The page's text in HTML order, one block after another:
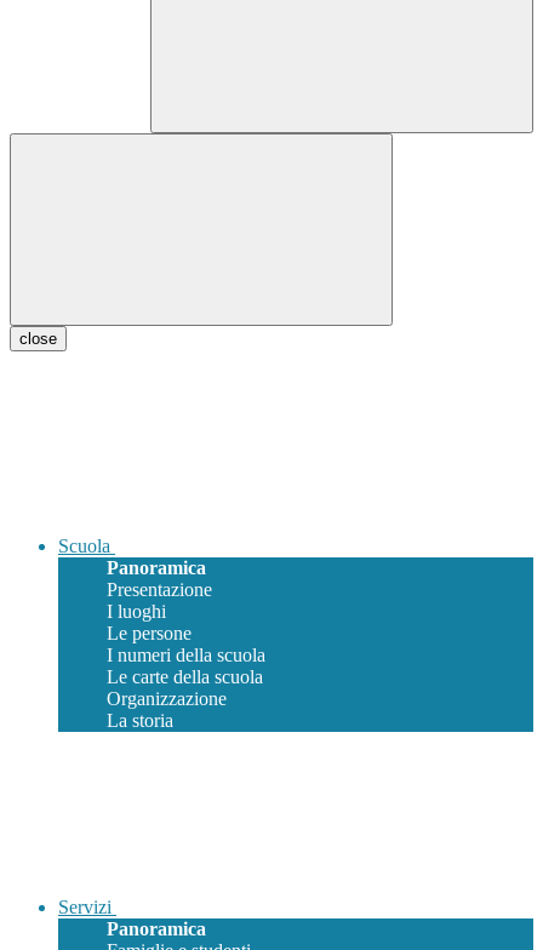
close
Scuola
Panoramica
Presentazione
I luoghi
Le persone
I numeri della scuola
Le carte della scuola
Organizzazione
La storia
Servizi
Panoramica